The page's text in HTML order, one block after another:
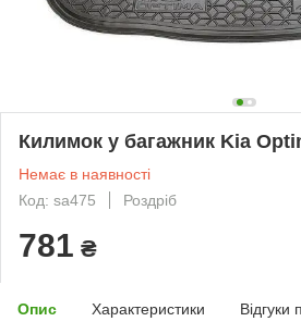
Килимок у багажник Kia
Немає в наявності
Код: sa475
Роздріб
781 ₴
Опис Характеристики Відгуки